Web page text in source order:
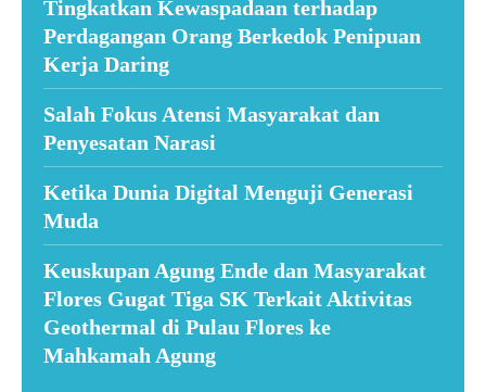
Tingkatkan Kewaspadaan terhadap
Perdagangan Orang Berkedok Penipuan
Kerja Daring
Salah Fokus Atensi Masyarakat dan
Penyesatan Narasi
Ketika Dunia Digital Menguji Generasi
Muda
Keuskupan Agung Ende dan Masyarakat
Flores Gugat Tiga SK Terkait Aktivitas
Geothermal di Pulau Flores ke
Mahkamah Agung